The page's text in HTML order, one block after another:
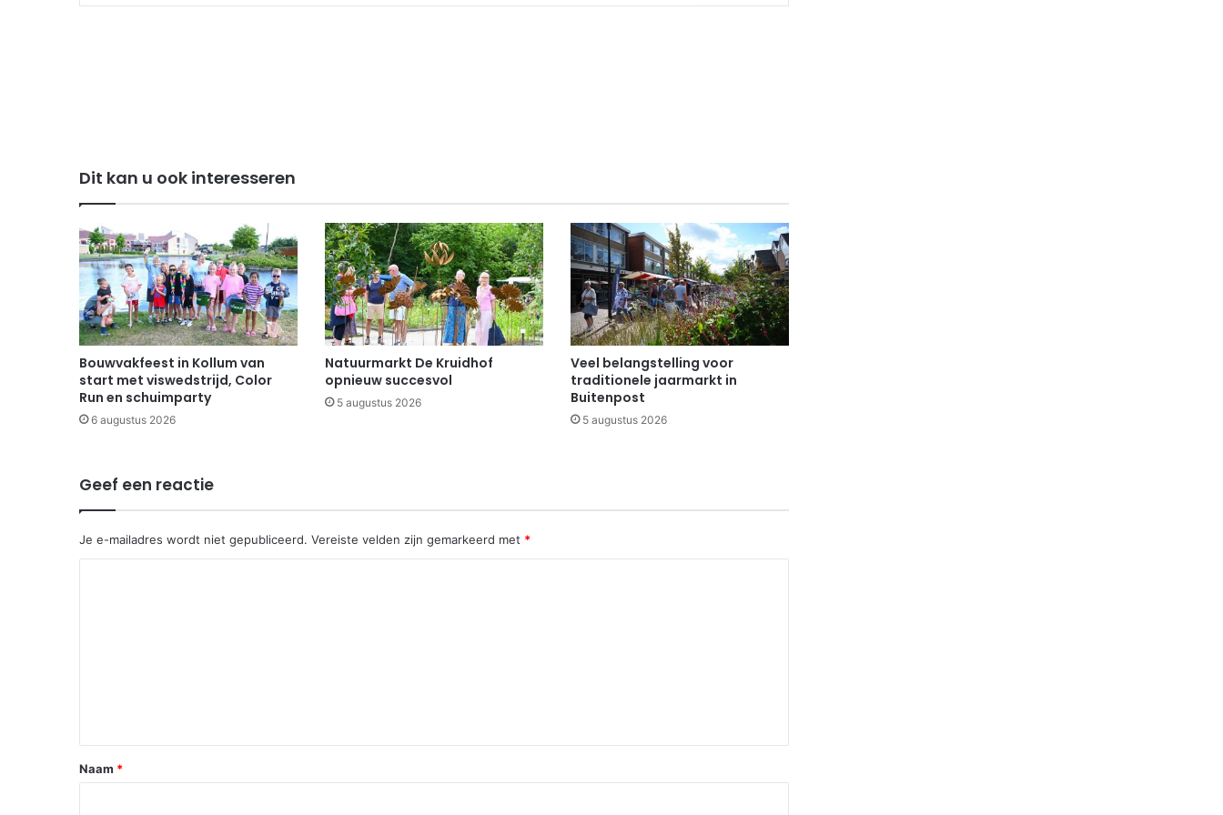
Dit kan u ook interesseren
Bouwvakfeest in Kollum van
start met viswedstrijd, Color
Run en schuimparty
6 augustus 2026
Natuurmarkt De Kruidhof
opnieuw succesvol
5 augustus 2026
Veel belangstelling voor
traditionele jaarmarkt in
Buitenpost
5 augustus 2026
Geef een reactie
Je e-mailadres wordt niet gepubliceerd. Vereiste velden zijn gemarkeerd met *
*
Naam *